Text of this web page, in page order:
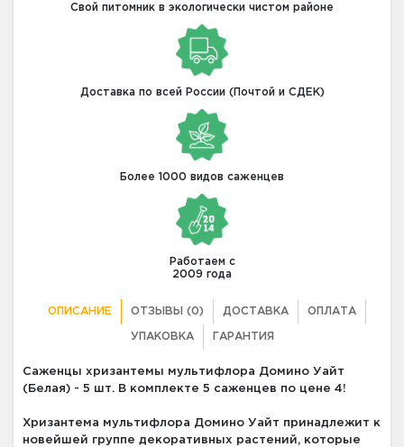
Свой питомник в экологически чистом районе
Доставка по всей России (Почтой и СДЕК)
Более 1000 видов саженцев
Работаем с
2009 года
ОПИСАНИЕ ОТЗЫВЫ (0) ДОСТАВКА ОПЛАТА
УПАКОВКА ГАРАНТИЯ
Саженцы хризантемы мультифлора Домино Уайт
(Белая) - 5 шт. В комплекте 5 саженцев по цене 4!
Хризантема мультифлора Домино Уайт принадлежит к
новейшей группе декоративных растений, которые